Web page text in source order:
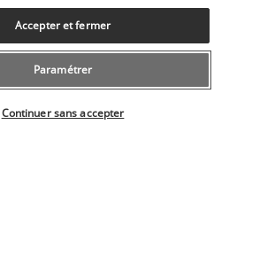
CONTACTEZ-NOUS
043 508 19 00
Paramétrer
Continuer sans accepter
Accepter et fermer